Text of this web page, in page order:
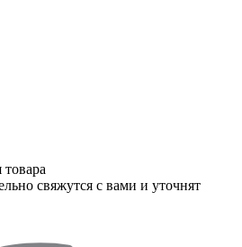
свяжутся с вами и уточнят